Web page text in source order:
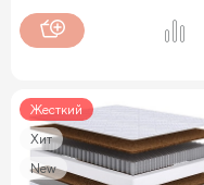
Жесткий
Хит
New